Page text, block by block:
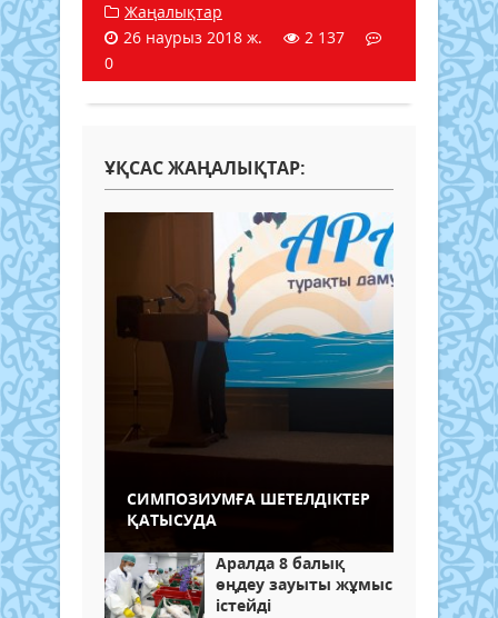
Жаңалықтар
26 наурыз 2018 ж.
2 137
0
ҰҚСАС ЖАҢАЛЫҚТАР:
СИМПОЗИУМҒА ШЕТЕЛДІКТЕР
ҚАТЫСУДА
Аралда 8 балық
өңдеу зауыты жұмыс
істейді